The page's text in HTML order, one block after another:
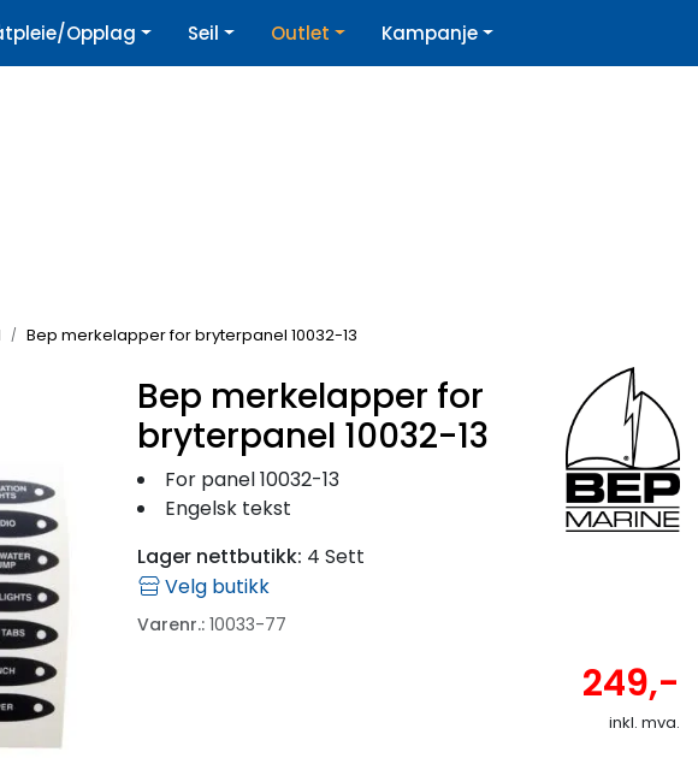
| Nyhetsbrev
Opplag Seil Outlet Kampanje
Bep merkelapper for bryterpanel 10032-13
Bep merkelapper for
bryterpanel 10032-13
For panel 10032-13
Engelsk tekst
Lager nettbutikk: 4 Sett
Velg butikk
Varenr.: 10033-77
249,-
inkl. mva.